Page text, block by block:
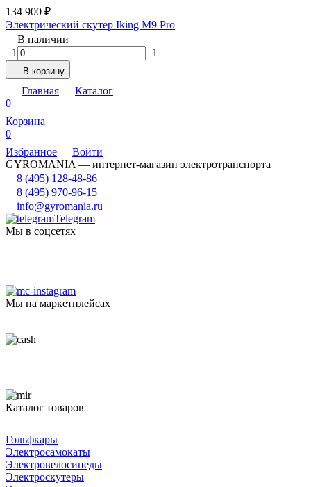
134 900 ₽
Электрический скутер Iking M9 Pro
В наличии
1
1
В корзину
Главная
Каталог
0
Корзина
0
Избранное
Войти
GYROMANIA — интернет-магазин электротранспорта
8 (495) 128-48-86
8 (495) 970-96-15
info@gyromania.ru
Telegram
Мы в соцсетях
Мы на маркетплейсах
Каталог товаров
Гольфкары
Электросамокаты
Электровелосипеды
Электроскутеры